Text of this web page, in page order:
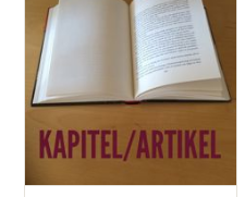
poster
och
teman